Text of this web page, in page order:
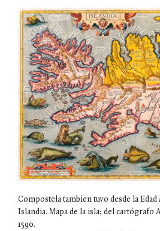
Compostela tambien tuvo desde la
Islandia. Mapa de la isla; del cartógrafo
1590.